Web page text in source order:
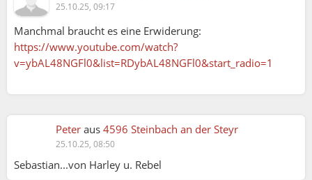
25.10.25, 09:17
Manchmal braucht es eine Erwiderung:
https://www.youtube.com/watch?
v=ybAL48NGFl0&list=RDybAL48NGFl0&start_radio=1
Peter aus 4596 Steinbach an der Steyr
25.10.25, 08:50
Sebastian...von Harley u. Rebel